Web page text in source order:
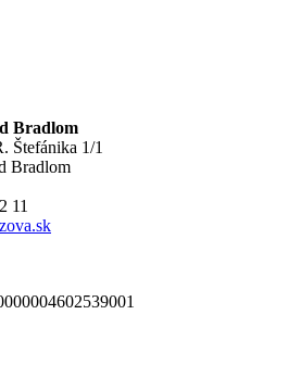
Bradlom
Štefánika 1/1
Bradlom
11